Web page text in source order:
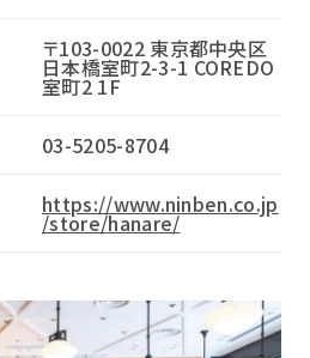
〒103-0022 東京都中央区
日本橋室町2-3-1 COREDO
室町2 1F
03-5205-8704
https://www.ninben.co.jp
/store/hanare/